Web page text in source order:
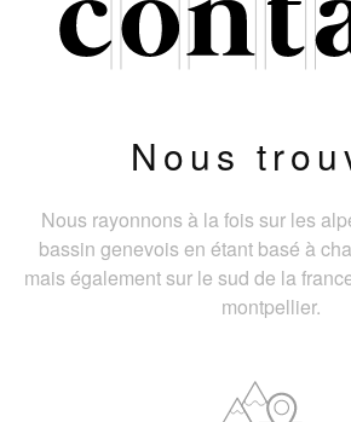
Nous
Nous rayonnons à la fois sur les
bassin genevois en étant basé à
mais également sur le sud de la
montpellier.